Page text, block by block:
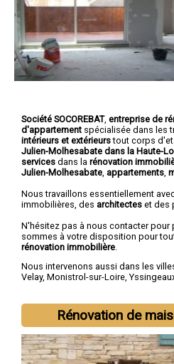
Société SOCOREBAT, entreprise de
d'appartement spécialisée dans les
intérieurs et extérieurstout corps
Julien-Molhesabate dans la Haute-
services dans la rénovation
Julien-Molhesabate appartements
Nous travaillons essentiellement
immobilières, des architectes et des
N'hésitez pas à nous contacter
sommes à votre disposition pour
rénovation immobilière
Nous intervenons aussi dans les
Velay, Monistrol-sur-Loire,
Rénovation de